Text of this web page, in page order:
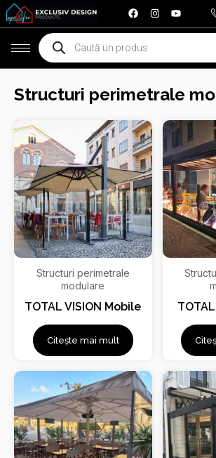
Skip
to
content
Products
search
Structuri perimetrale
Structuri perimetrale
modulare
TOTAL VISION Mobile
Citește mai mult